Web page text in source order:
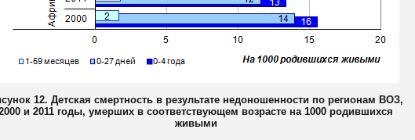
12. Детская смертность в результате недоношенности по регионам ВОЗ,
и 2011 годы, умерших в соответствующем возрасте на 1000 родившихся
живыми